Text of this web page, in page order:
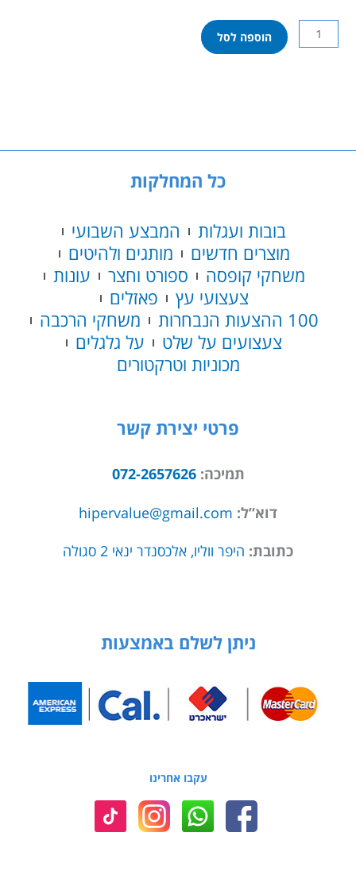
כמות
של
ממונע
הוספה לסל
כל המחלקות
בובות ועגלות
המבצע השבועי
מוצרים חדשים
מותגים ולהיטים
משחקי קופסה
ספורט וחצר
עונות
צעצועי עץ
פאזלים
100 ההצעות הנבחרות
משחקי הרכבה
צעצועים על שלט
על גלגלים
מכוניות וטרקטורים
פרטי יצירת קשר
תמיכה:072-2657626
דוא”ל: hipervalue@gmail.com
כתובת: היפר ווליו, אלכסנדר ינאי 2 סגולה
ניתן לשלם באמצעות
עקבו אחרינו